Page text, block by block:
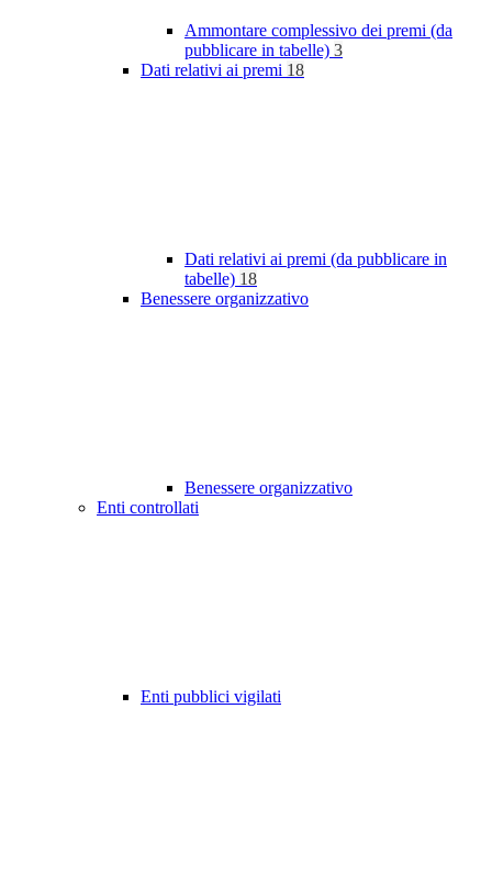
Ammontare complessivo dei premi (da
pubblicare in tabelle) 3
Dati relativi ai premi 18
Dati relativi ai premi (da pubblicare in
tabelle) 18
Benessere organizzativo
Benessere organizzativo
Enti controllati
Enti pubblici vigilati